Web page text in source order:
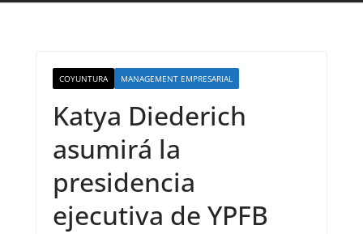
COYUNTURA MANAGEMENT EMPRESARIAL
Katya Diederich
asumirá la
presidencia
ejecutiva de YPFB